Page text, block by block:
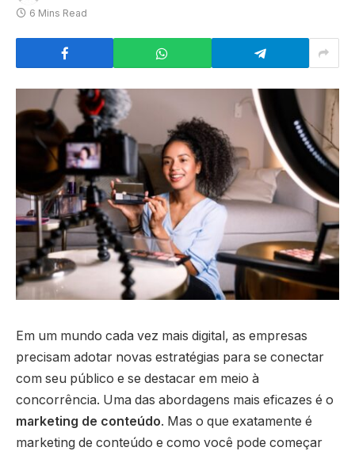
6 Mins Read
Em um mundo cada vez mais digital, as empresas
precisam adotar novas estratégias para se conectar
com seu público e se destacar em meio à
concorrência. Uma das abordagens mais eficazes é o
marketing de conteúdo. Mas o que exatamente é
marketing de conteúdo e como você pode começar